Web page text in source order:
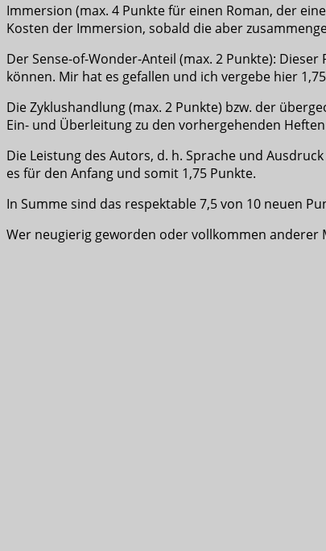
Immersion (max. 4 Punkte für einen Roman, der
Kosten der Immersion, sobald die aber
Der Sense-of-Wonder-Anteil (max. 2 Punkte):
können. Mir hat es gefallen und ich vergebe hier
Die Zyklushandlung (max. 2 Punkte) bzw. der
Ein- und Überleitung zu den vorhergehenden
Die Leistung des Autors, d. h. Sprache und
es für den Anfang und somit 1,75 Punkte.
In Summe sind das respektable 7,5 von 10 neuen
Wer neugierig geworden oder vollkommen anderer